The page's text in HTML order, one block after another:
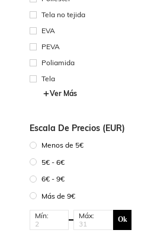
Tela no tejida
EVA
PEVA
Poliamida
Tela
Ver Más
Escala De Precios (EUR)
Menos de 5€
5€ - 6€
6€ - 9€
Más de 9€
Mín: Máx: Ok